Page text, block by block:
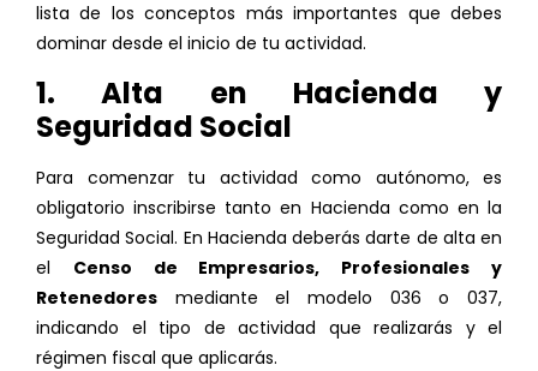
lista de los conceptos más importantes que debes
dominar desde el inicio de tu actividad.
1. Alta en Hacienda y
Seguridad Social
Para comenzar tu actividad como autónomo, es
obligatorio inscribirse tanto en Hacienda como en la
Seguridad Social. En Hacienda deberás darte de alta en
el Censo de Empresarios, Profesionales y
Retenedores mediante el modelo 036 o 037,
indicando el tipo de actividad que realizarás y el
régimen fiscal que aplicarás.